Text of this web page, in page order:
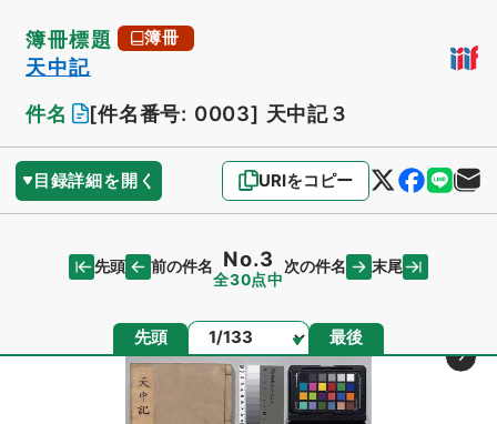
簿冊標題 簿冊
天中記
件名
[件名番号: 0003] 天中記３
目録詳細を開く URIをコピー
先頭 前の件名 No.3
全30点中
次の件名 末尾
先頭 ページ 最後